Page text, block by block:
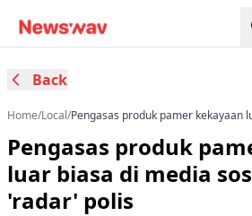
Back
Home/Local/Pengasas produk pamer kekayaan
Pengasas produk
luar biasa di media
'radar' polis